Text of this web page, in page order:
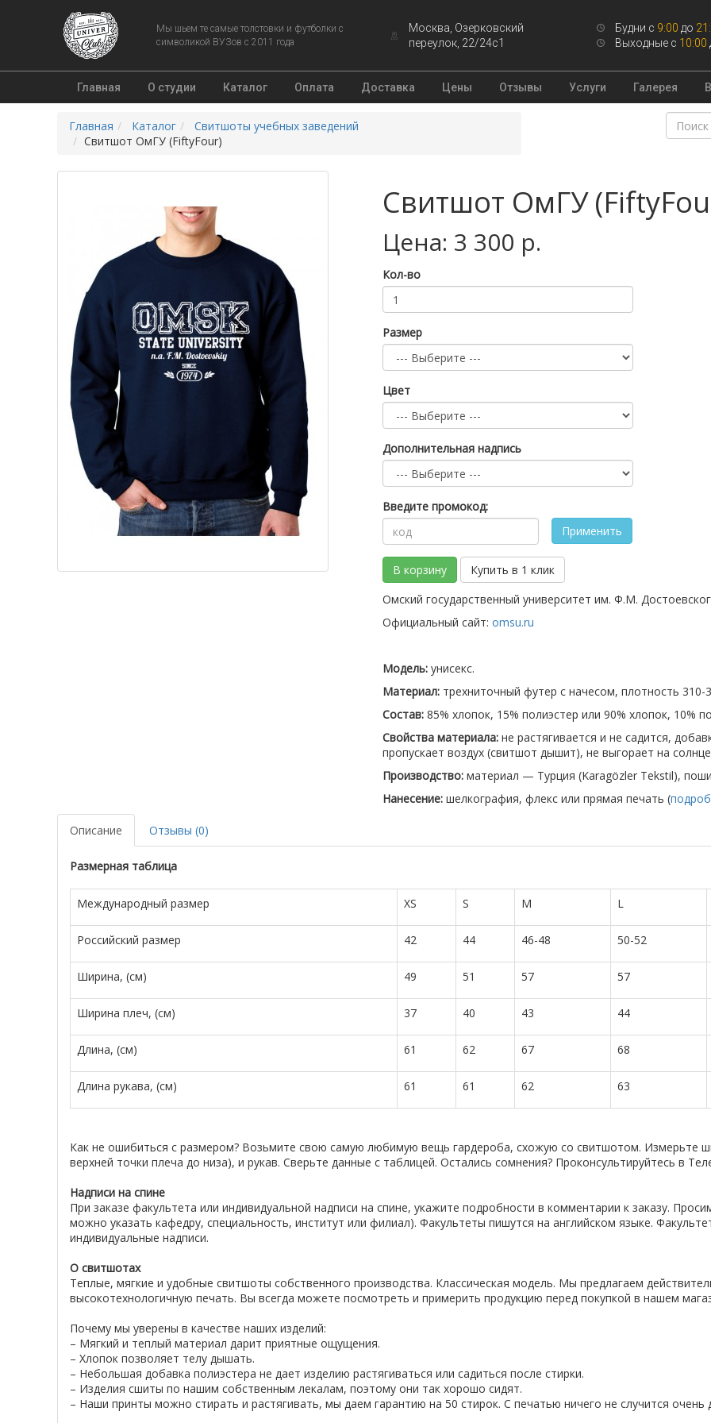
Мы шьем те самые толстовки и футболки с
символикой ВУЗов с 2011 года
Москва, Озерковский
переулок, 22/24с1
Будни с 9:00 до
Выходные с 10:00
Главная О студии Каталог Оплата Доставка Цены Отзывы Услуги Галерея
Главная Каталог
Свитшоты учебных заведений
Свитшот ОмГУ (FiftyFour)
Свитшот ОмГУ
Цена: 3 300 р.
Кол-во
Размер
Цвет
Дополнительная надпись
Введите промокод:
Применить
В корзину
Купить в 1 клик
Омский государственный университет им. Ф.М.
Официальный сайт: omsu.ru
Модель:унисекс.
Материал: трехниточный футер с начесом, плотность 310-
Состав:85% хлопок, 15% полиэстер или 90% хлопок, 10%
Свойства материала:не растягивается и не садится,
пропускает воздух (свитшот дышит), не выгорает на
Производство:материал — Турция (Karagözler Tekstil),
Нанесение:шелкография, флекс или прямая печать (
Описание Отзывы (0)
Размерная таблица
Международный размер XS S M L
Российский размер 42 44 46-48 50-52
Ширина, (см) 49 51 57 57
Ширина плеч, (см) 37 40 43 44
Длина, (см) 61 62 67 68
Длина рукава, (см) 61 61 62 63
Как не ошибиться с размером? Возьмите свою самую любимую вещь гардероба, схожую со свитшотом. Измерьте
верхней точки плеча до низа), и рукав. Сверьте данные с таблицей. Остались сомнения? Проконсультируйтесь в
Надписи на спине
При заказе факультета или индивидуальной надписи на спине, укажите подробности в комментарии к заказу.
можно указать кафедру, специальность, институт или филиал). Факультеты пишутся на английском языке.
индивидуальные надписи.
О свитшотах
Теплые, мягкие и удобные свитшоты собственного производства. Классическая модель. Мы предлагаем
высокотехнологичную печать. Вы всегда можете посмотреть и примерить продукцию перед покупкой в нашем
Почему мы уверены в качестве наших изделий:
– Мягкий и теплый материал дарит приятные ощущения.
– Хлопок позволяет телу дышать.
– Небольшая добавка полиэстера не дает изделию растягиваться или садиться после стирки.
– Изделия сшиты по нашим собственным лекалам, поэтому они так хорошо сидят.
– Наши принты можно стирать и растягивать, мы даем гарантию на 50 стирок. С печатью ничего не случится очень